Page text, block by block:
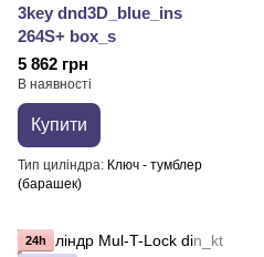
3key dnd3D_blue_ins
264S+ box_s
5 862 грн
В наявності
Купити
Тип циліндра Ключ - тумблер
(барашек)
24h